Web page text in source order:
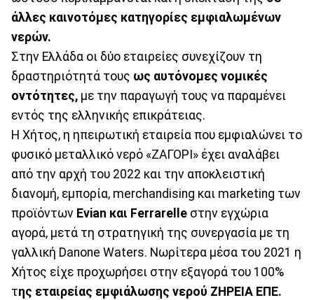
άλλες καινοτόμες κατηγορίες εμφιαλωμένων
νερών.
Στην Ελλάδα οι δύο εταιρείες συνεχίζουν τη
δραστηριότητά τους ως αυτόνομες νομικές
οντότητες, με την παραγωγή τους να παραμένει
εντός της ελληνικής επικράτειας.
Η Χήτος, η ηπειρωτική εταιρεία που εμφιαλώνει το
φυσικό μεταλλικό νερό «ΖΑΓΟΡΙ» έχει αναλάβει
από την αρχή του 2022 και την αποκλειστική
διανομή, εμπορία, merchandising και marketing των
προϊόντων Evian και Ferrarelle στην εγχώρια
αγορά, μετά τη στρατηγική της συνεργασία με τη
γαλλική Danone Waters. Νωρίτερα μέσα του 2021 η
Χήτος είχε προχωρήσει στην εξαγορά του 100%
της εταιρείας εμφιάλωσης νερού ΖΗΡΕΙΑ ΕΠΕ.